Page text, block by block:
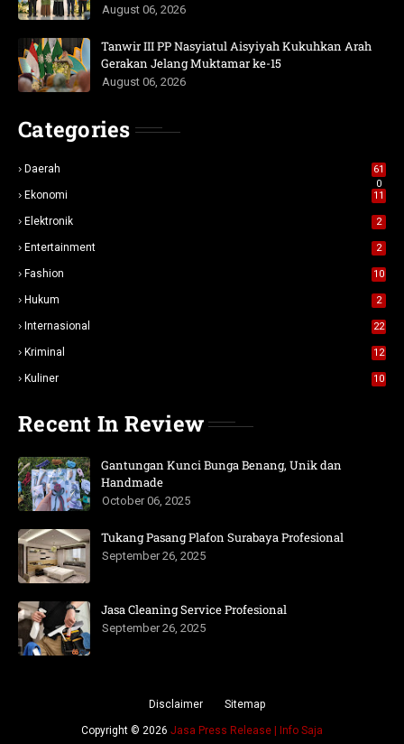
August 06, 2026
Tanwir III PP Nasyiatul Aisyiyah Kukuhkan Arah
Gerakan Jelang Muktamar ke-15
August 06, 2026
Categories
Daerah
61
0
Ekonomi 11
Elektronik 2
Entertainment 2
Fashion 10
Hukum 2
Internasional 22
Kriminal 12
Kuliner 10
Recent In Review
Gantungan Kunci Bunga Benang, Unik dan
Handmade
October 06, 2025
Tukang Pasang Plafon Surabaya Profesional
September 26, 2025
Jasa Cleaning Service Profesional
September 26, 2025
Disclaimer Sitemap
Copyright © 2026 Jasa Press Release | Info Saja